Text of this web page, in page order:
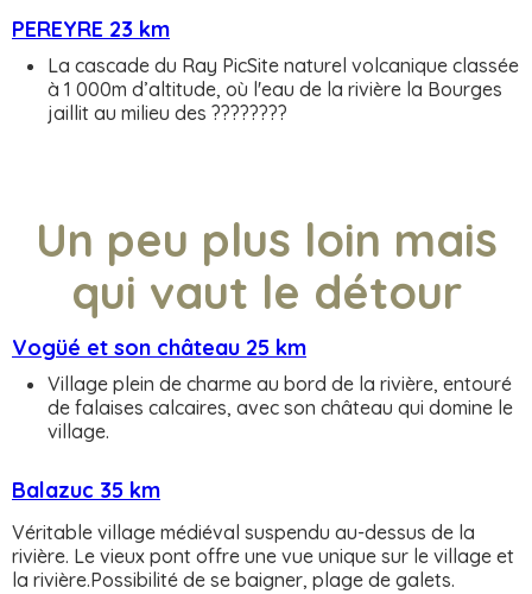
PEREYRE 23 km
La cascade du Ray PicSite naturel volcanique classée
à 1 000m d’altitude, où l'eau de la rivière la Bourges
jaillit au milieu des ????????
Un peu plus loin mais
qui vaut le détour
Vogüé et son château 25 km
Village plein de charme au bord de la rivière, entouré
de falaises calcaires, avec son château qui domine le
village.
Balazuc 35 km
Véritable village médiéval suspendu au-dessus de la
rivière. Le vieux pont offre une vue unique sur le village et
la rivière.Possibilité de se baigner, plage de galets.